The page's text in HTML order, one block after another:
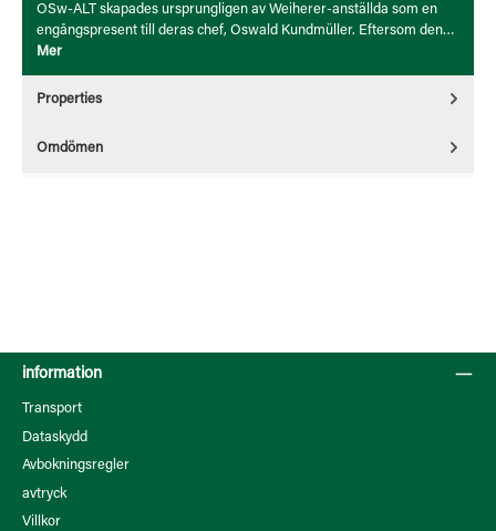
OSw-ALT skapades ursprungligen av Weiherer-anställda som en
engångspresent till deras chef, Oswald Kundmüller. Eftersom den…
Mer
Properties
Omdömen
information
Transport
Dataskydd
Avbokningsregler
avtryck
Villkor